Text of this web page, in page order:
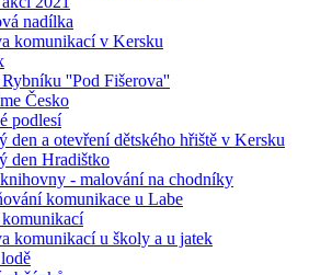
nadílka
komunikací v Kersku
''Pod Fišerova''
Česko
podlesí
den a otevření dětského hřiště v Kersku
den Hradištko
- malování na chodníky
komunikace u Labe
komunikací u školy a u jatek